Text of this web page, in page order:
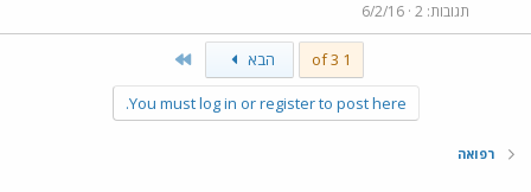
תגובות 2
6/2/16
1 of 3 הבא
You must log in or register to post here.
רפואה